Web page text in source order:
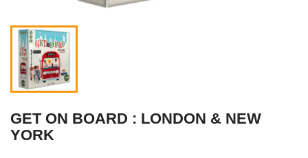
GET ON BOARD : LONDON & NEW
YORK